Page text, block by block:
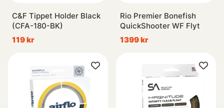
C&F Tippet Holder Black
(CFA-180-BK)
119 kr
Rio Premier Bonefish
QuickShooter WF Flyt
1399 kr